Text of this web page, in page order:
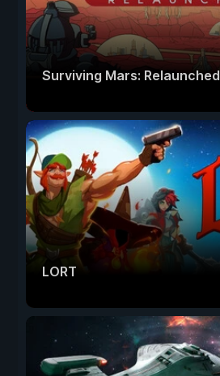
Surviving Mars: Relaunched
LORT